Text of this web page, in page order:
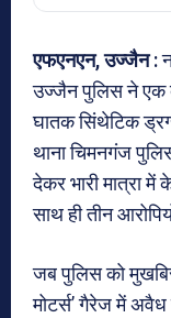
एफएनएन, उज्जैन :
उज्जैन पुलिस ने एक
घातक सिंथेटिक
थाना चिमनगंज
देकर भारी मात्रा
साथ ही तीन
जब पुलिस को
मोटर्स’ गैरेज में